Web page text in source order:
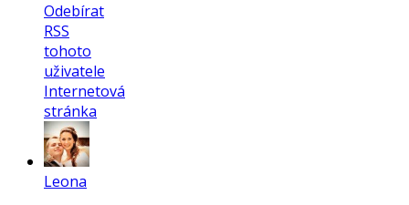
Odebírat
RSS
tohoto
uživatele
Internetová
stránka
Leona